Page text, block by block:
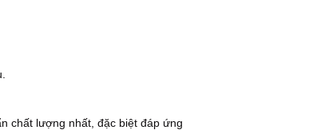
chất lượng nhất, đặc biệt đáp ứng